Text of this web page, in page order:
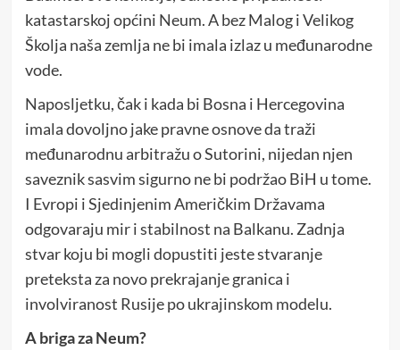
katastarskoj općini Neum. A bez Malog i Velikog
Školja naša zemlja ne bi imala izlaz u međunarodne
vode.
Naposljetku, čak i kada bi Bosna i Hercegovina
imala dovoljno jake pravne osnove da traži
međunarodnu arbitražu o Sutorini, nijedan njen
saveznik sasvim sigurno ne bi podržao BiH u tome.
I Evropi i Sjedinjenim Američkim Državama
odgovaraju mir i stabilnost na Balkanu. Zadnja
stvar koju bi mogli dopustiti jeste stvaranje
preteksta za novo prekrajanje granica i
involviranost Rusije po ukrajinskom modelu.
A briga za Neum?